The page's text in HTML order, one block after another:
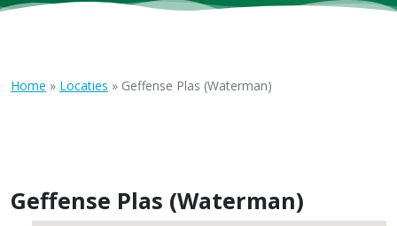
Home » Locaties » Geffense Plas (Waterman)
Geffense Plas (Waterman)